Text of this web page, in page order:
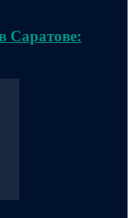
Саратове: